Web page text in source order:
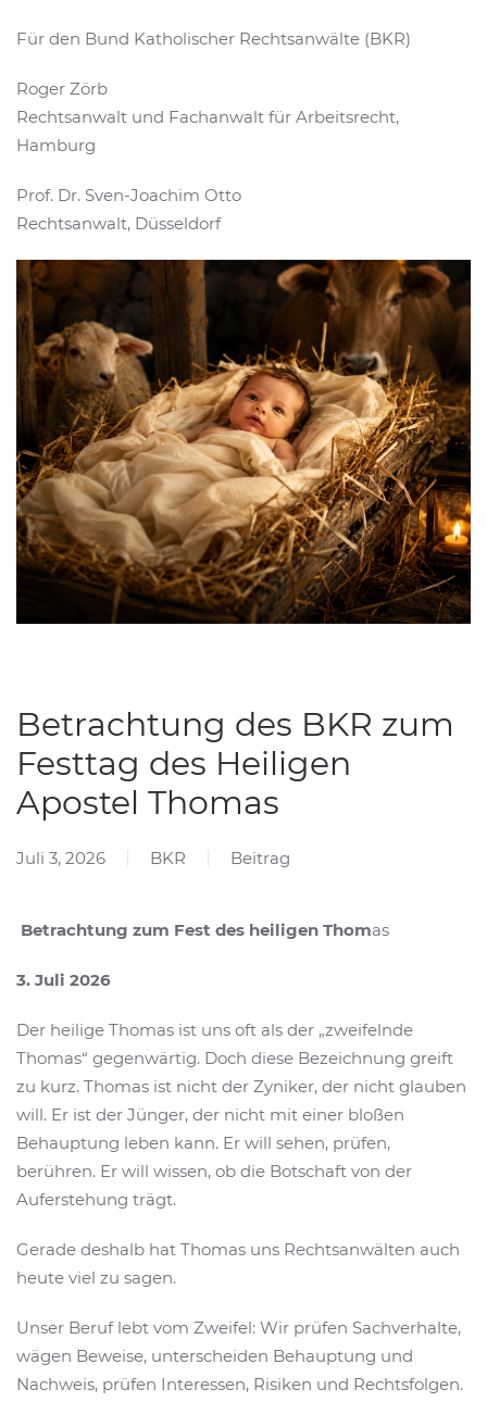
Für den Bund Katholischer Rechtsanwälte (BKR)
Roger Zörb
Rechtsanwalt und Fachanwalt für Arbeitsrecht,
Hamburg
Prof. Dr. Sven-Joachim Otto
Rechtsanwalt, Düsseldorf
Betrachtung des BKR zum
Festtag des Heiligen
Apostel Thomas
Juli 3, 2026 BKR Beitrag
Betrachtung zum Fest des heiligen Thomas
3. Juli 2026
Der heilige Thomas ist uns oft als der „zweifelnde
Thomas“ gegenwärtig. Doch diese Bezeichnung greift
zu kurz. Thomas ist nicht der Zyniker, der nicht glauben
will. Er ist der Jünger, der nicht mit einer bloßen
Behauptung leben kann. Er will sehen, prüfen,
berühren. Er will wissen, ob die Botschaft von der
Auferstehung trägt.
Gerade deshalb hat Thomas uns Rechtsanwälten auch
heute viel zu sagen.
Unser Beruf lebt vom Zweifel: Wir prüfen Sachverhalte,
wägen Beweise, unterscheiden Behauptung und
Nachweis, prüfen Interessen, Risiken und Rechtsfolgen.